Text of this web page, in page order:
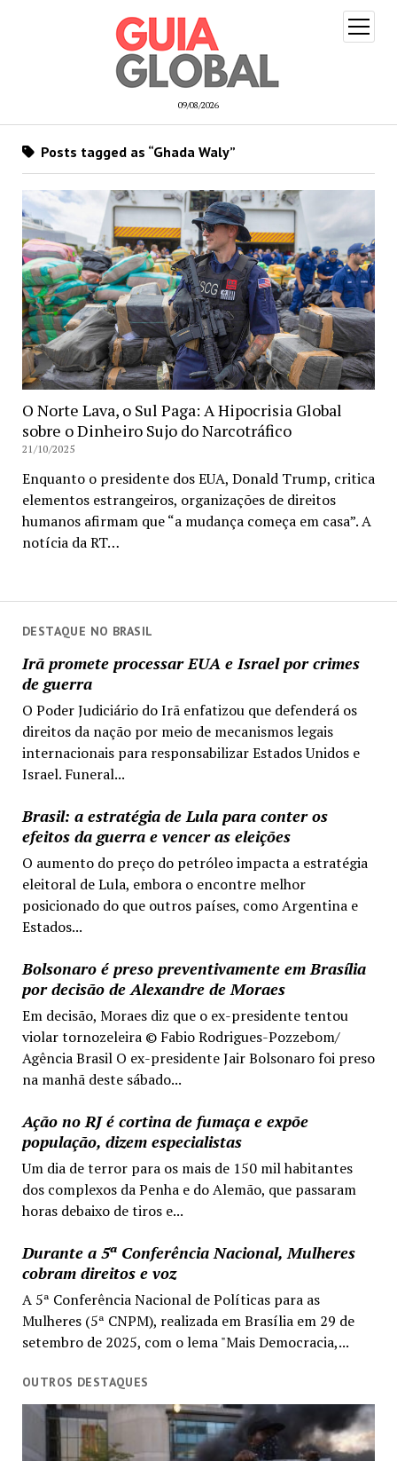
09/08/2026
open
menu
DESTAQUE NO BRASIL
Irã promete processar EUA e Israel por crimes
de guerra
O Poder Judiciário do Irã enfatizou que defenderá os
direitos da nação por meio de mecanismos legais
internacionais para responsabilizar Estados Unidos e
Israel. Funeral...
Brasil: a estratégia de Lula para conter os
efeitos da guerra e vencer as eleições
O aumento do preço do petróleo impacta a estratégia
eleitoral de Lula, embora o encontre melhor
posicionado do que outros países, como Argentina e
Estados...
Bolsonaro é preso preventivamente em Brasília
por decisão de Alexandre de Moraes
Em decisão, Moraes diz que o ex-presidente tentou
violar tornozeleira © Fabio Rodrigues-Pozzebom/
Agência Brasil O ex-presidente Jair Bolsonaro foi preso
na manhã deste sábado...
Ação no RJ é cortina de fumaça e expõe
população, dizem especialistas
Um dia de terror para os mais de 150 mil habitantes
dos complexos da Penha e do Alemão, que passaram
horas debaixo de tiros e...
Durante a 5ª Conferência Nacional, Mulheres
cobram direitos e voz
A 5ª Conferência Nacional de Políticas para as
Mulheres (5ª CNPM), realizada em Brasília em 29 de
setembro de 2025, com o lema "Mais Democracia,...
OUTROS DESTAQUES
Posts tagged as “Ghada Waly”
O Norte Lava, o Sul Paga: A Hipocrisia Global
sobre o Dinheiro Sujo do Narcotráfico
21/10/2025
Enquanto o presidente dos EUA, Donald Trump, critica
elementos estrangeiros, organizações de direitos
humanos afirmam que “a mudança começa em casa”. A
notícia da RT…